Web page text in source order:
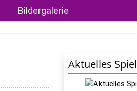
Bildergalerie
Aktuelles Spiel